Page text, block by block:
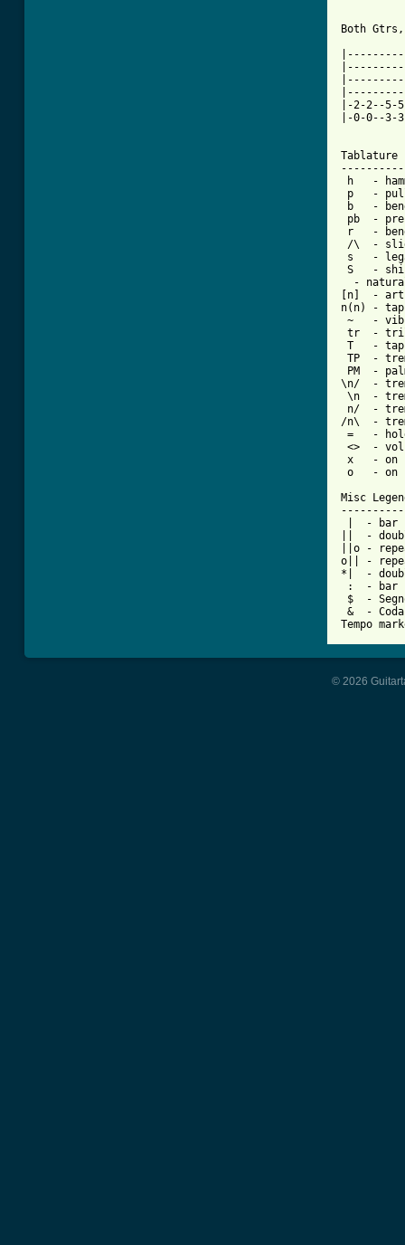
-
[n]  -
n(n) -
~   -
tr  -
T   - tap
TP  -
PM  -
\n/  -
\n  -
n/  -
/n\  -
=   -
<>  -
x   - on
o   - on
Misc
|  - bar
||  -
||o -
o|| -
*|  -
:  - bar
$  -
&  - Coda
Tempo
© 2026